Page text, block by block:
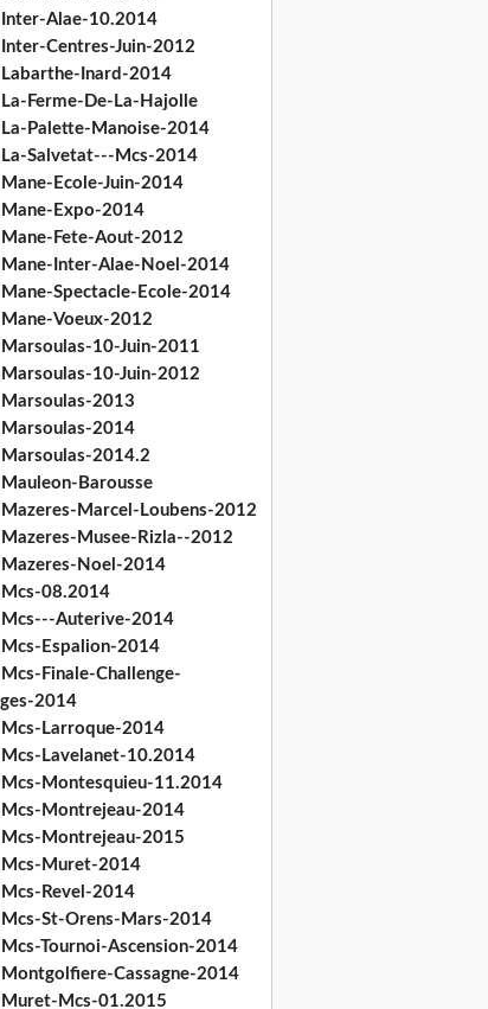
Alae-10.2014
Centres-Juin-2012
Inard-2014
Ferme-De-La-Hajolle
Palette-Manoise-2014
Salvetat---Mcs-2014
Ecole-Juin-2014
Expo-2014
Fete-Aout-2012
Inter-Alae-Noel-2014
Spectacle-Ecole-2014
Voeux-2012
10-Juin-2011
10-Juin-2012
2013
2014
2014.2
Barousse
Marcel-Loubens-2012
Musee-Rizla--2012
Noel-2014
08.2014
Auterive-2014
Espalion-2014
Finale-Challenge-
2014
Larroque-2014
Lavelanet-10.2014
Montesquieu-11.2014
Montrejeau-2014
Montrejeau-2015
Muret-2014
Revel-2014
St-Orens-Mars-2014
Tournoi-Ascension-2014
Cassagne-2014
Mcs-01.2015